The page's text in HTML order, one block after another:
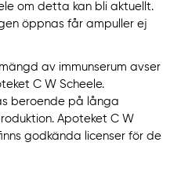
om detta kan bli aktuellt.
öppnas får ampuller ej
av immunserum avser
C W Scheele.
beroende på långa
Apoteket C W
godkända licenser för de